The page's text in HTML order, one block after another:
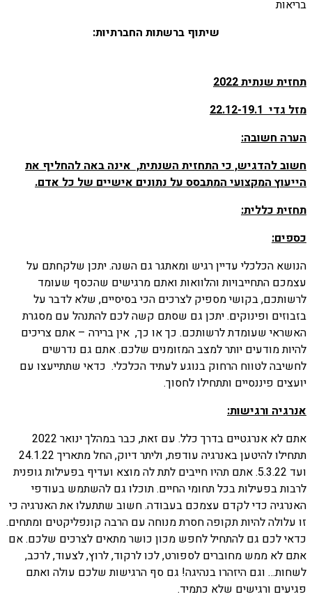
בריאות
שיתוף ברשתות החברתיות:
תחזית שנתית 2022
מזל גדי 22.12-19.1
הערה חשובה:
חשוב להדגיש, כי התחזית השנתית, אינה באה להחליף את
הייעוץ המקצועי המתבסס על נתונים אישיים של כל אדם.
תחזית כללית:
כספים:
הנושא הכלכלי עדיין רגיש ומאתגר גם השנה. יתכן שלקחתם על
עצמכם התחייבויות והלוואות ואתם מרגישים שהכסף שעומד
לרשותכם, בקושי מספיק לצרכים הכי בסיסיים, שלא לדבר על
בזבוזים ופינוקים. יתכן גם שסתם קשה לכם להתנהל עם מסגרת
האשראי שעומדת לרשותכם. כך או כך, אין ברירה – אתם צריכים
להיות מודעים יותר למצב המזומנים שלכם. אתם גם נדרשים
לחשיבה לטווח הרחוק בנוגע לעתיד הכלכלי. כדאי שתתייעצו עם
יועצים פיננסיים ותתחילו לחסוך.
אנרגיה ורגישות:
אתם לא אנרגטיים בדרך כלל. עם זאת, כבר במהלך ינואר 2022
תתחילו להיטען באנרגיה עודפת, וליתר דיוק, החל מתאריך 24.1.22
ועד 5.3.22. אתם תהיו חייבים לתת לה מוצא ועדיף בפעילות גופנית
לרבות בפעילות בכל תחומי החיים. תוכלו גם להשתמש בעודפי
האנרגיה כדי לקדם עצמכם בעבודה. חשוב שתתעלו את האנרגיה כי
זו עלולה להיות תקופה חסרת מנוחה עם הרבה קונפליקטים ומתחים.
כדאי לכם גם להתחיל לחפש מכון כושר מתאים לצרכים שלכם. אם
אתם לא ממש מחוברים לספורט, לכו לרקוד, לרוץ, לצעוד, לרכב,
לשחות… וגם היזהרו בנהיגה! גם סף הרגישות שלכם עולה ואתם
פגיעים ורגישים שלא כתמיד.